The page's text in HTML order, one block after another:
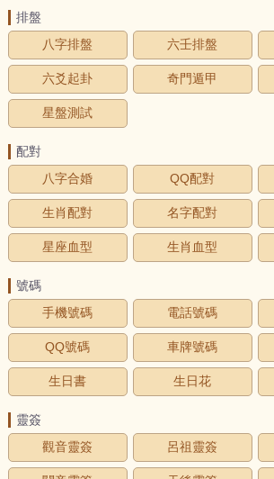
排盤
八字排盤
六壬排盤
六爻起卦 奇門遁甲
星盤測試
配對
八字合婚
QQ配對
生肖配對 名字配對
星座血型 生肖血型
號碼
手機號碼
電話號碼
QQ號碼 車牌號碼
生日書 生日花
靈簽
觀音靈簽
呂祖靈簽